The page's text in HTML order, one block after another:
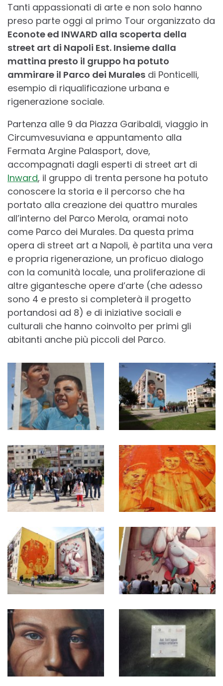
Tanti appassionati di arte e non solo hanno
preso parte oggi al primo Tour organizzato da
Econoteed INWARD alla scoperta della
street art di Napoli Est. Insieme dalla
mattina presto il gruppo ha potuto
ammirare il Parco dei Murales di Ponticelli,
esempio di riqualificazione urbana e
rigenerazione sociale.
Partenza alle 9 da Piazza Garibaldi, viaggio in
Circumvesuviana e appuntamento alla
Fermata Argine Palasport, dove,
accompagnati dagli esperti di street art di
Inward, il gruppo di trenta persone ha potuto
conoscere la storia e il percorso che ha
portato alla creazione dei quattro murales
all’interno del Parco Merola, oramai noto
come Parco dei Murales. Da questa prima
opera di street art a Napoli, è partita una vera
e propria rigenerazione, un proficuo dialogo
con la comunità locale, una proliferazione di
altre gigantesche opere d’arte (che adesso
sono 4 e presto si completerà il progetto
portandosi ad 8) e di iniziative sociali e
culturali che hanno coinvolto per primi gli
abitanti anche più piccoli del Parco.